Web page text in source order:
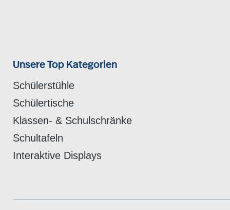
Unsere Top Kategorien
Schülerstühle
Schülertische
Klassen- & Schulschränke
Schultafeln
Interaktive Displays